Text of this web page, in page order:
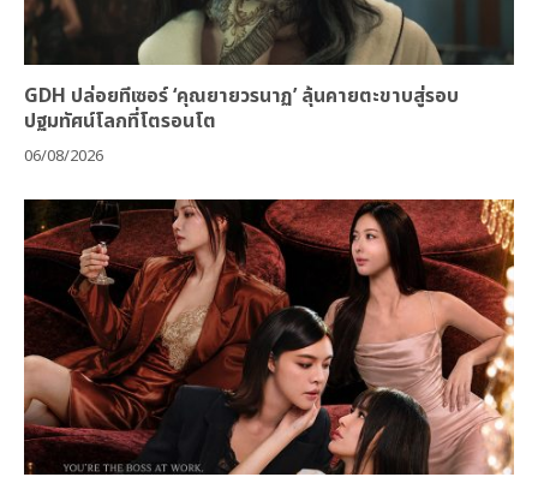
GDH ปล่อยทีเซอร์ ‘คุณยายวรนาฏ’ ลุ้นคายตะขาบสู่รอบ
ปฐมทัศน์โลกที่โตรอนโต
06/08/2026